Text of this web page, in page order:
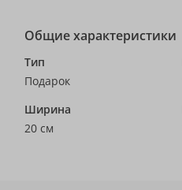
Общие характеристики
Тип
Подарок
Ширина
20 см